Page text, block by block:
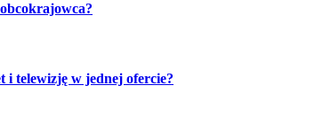
telewizję w jednej ofercie?